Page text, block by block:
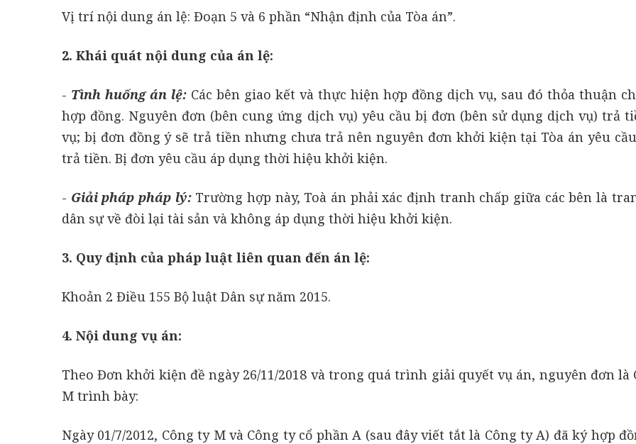
Vị trí nội dung án lệ: Đoạn 5 và 6 phần “Nhận định của Tòa án”.
2. Khái quát nội dung của án lệ:
- Tình huống án lệ:Các bên giao kết và thực hiện hợp đồng dịch vụ, sau đó thỏa thuận
hợp đồng. Nguyên đơn (bên cung ứng dịch vụ) yêu cầu bị đơn (bên sử dụng dịch vụ) trả
vụ; bị đơn đồng ý sẽ trả tiền nhưng chưa trả nên nguyên đơn khởi kiện tại Tòa án yêu
trả tiền. Bị đơn yêu cầu áp dụng thời hiệu khởi kiện.
- Giải pháp pháp lý:Trường hợp này, Toà án phải xác định tranh chấp giữa các bên là
dân sự về đòi lại tài sản và không áp dụng thời hiệu khởi kiện.
3. Quy định của pháp luật liên quan đến án lệ:
Khoản 2 Điều 155 Bộ luật Dân sự năm 2015.
4. Nội dung vụ án:
Theo Đơn khởi kiện đề ngày 26/11/2018 và trong quá trình giải quyết vụ án, nguyên đơn là
M trình bày:
Ngày 01/7/2012, Công ty M và Công ty cổ phần A (sau đây viết tắt là Công ty A) đã ký hợp